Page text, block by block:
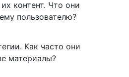
контент. Что они
пользователю?
Как часто они
материалы?